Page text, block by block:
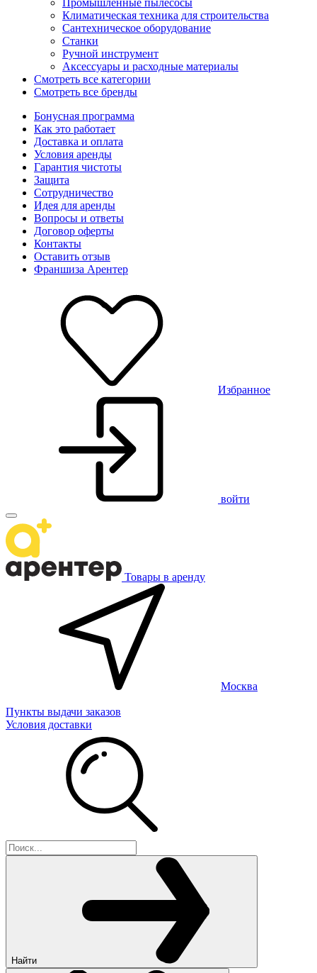
Промышленные пылесосы
Климатическая техника для строительства
Сантехническое оборудование
Станки
Ручной инструмент
Аксессуары и расходные материалы
Смотреть все категории
Смотреть все бренды
Бонусная программа
Как это работает
Доставка и оплата
Условия аренды
Гарантия чистоты
Защита
Сотрудничество
Идея для аренды
Вопросы и ответы
Договор оферты
Контакты
Оставить отзыв
Франшиза Арентер
Избранное
войти
Товары в аренду
Москва
Пункты выдачи заказов
Условия доставки
Найти